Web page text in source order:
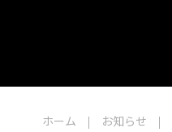
ホーム お知らせ